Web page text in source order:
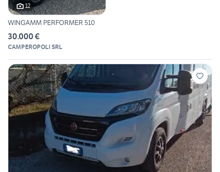
12
WINGAMM PERFORMER 510
30.000 €
CAMPEROPOLI SRL